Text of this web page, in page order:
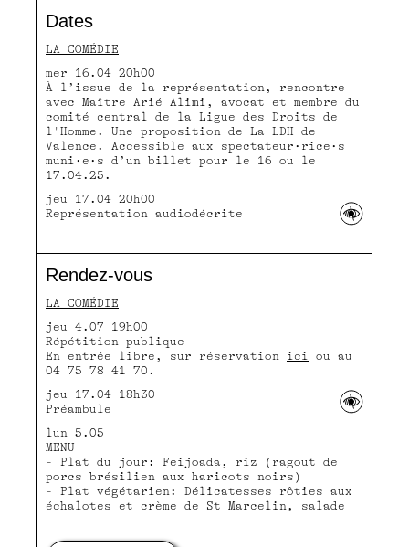
Dates
LA COMÉDIE
mer 16.04 20h00
À l’issue de la représentation, rencontre
avec Maître Arié Alimi, avocat et membre du
comité central de la Ligue des Droits de
l'Homme. Une proposition de La LDH de
Valence. Accessible aux spectateur·rice·s
muni·e·s d’un billet pour le 16 ou le
17.04.25.
jeu 17.04 20h00
Représentation audiodécrite
Rendez-vous
LA COMÉDIE
jeu 4.07 19h00
Répétition publique
En entrée libre, sur réservation ici ou au
04 75 78 41 70.
jeu 17.04 18h30
Préambule
lun 5.05
MENU
- Plat du jour: Feijoada, riz (ragout de
porcs brésilien aux haricots noirs)
- Plat végétarien: Délicatesses rôties aux
échalotes et crème de St Marcelin, salade